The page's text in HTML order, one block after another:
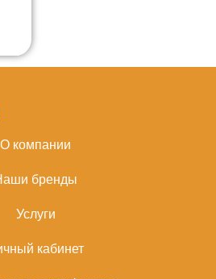
О компании
бренды
Услуги
кабинет